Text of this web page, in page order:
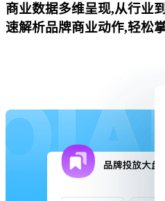
商业数据多维呈现,从行业
速解析品牌商业动作,轻松